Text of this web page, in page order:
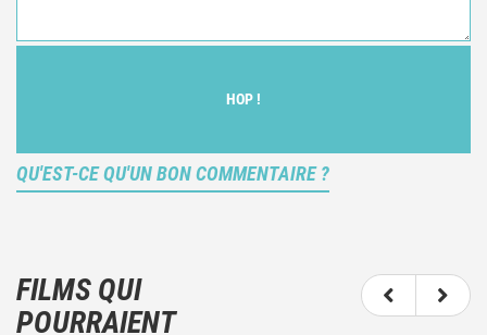
HOP !
QU'EST-CE QU'UN BON COMMENTAIRE ?
votre ressenti (et donc subjectif) du film.
N'hésitez pas à décrire clairement vos émotions
FILMS QUI
POURRAIENT